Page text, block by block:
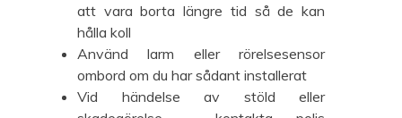
att vara borta längre tid så de kan
hålla koll
Använd larm eller rörelsesensor
ombord om du har sådant installerat
Vid händelse av stöld eller